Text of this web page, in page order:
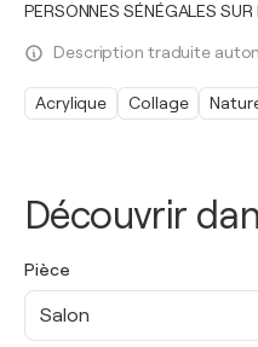
Découvrir
Pièce
Salon
PERSONNES SÉNÉGALES SUR
Description traduite
Acrylique Collage